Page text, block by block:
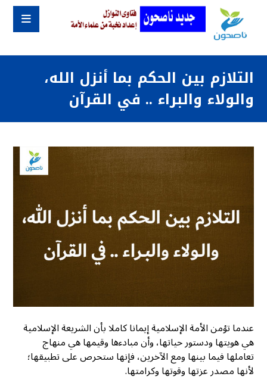
التلازم بين الحكم بما أنزل الله،
والولاء والبراء .. في القرآن
عندما تؤمن الأمة الإسلامية إيمانا كاملا بأن الشريعة الإسلامية
هي هويتها ودستور حياتها، وأن مبادءها وقيمها هي منهاج
تعاملها فيما بينها ومع الآخرين، فإنها ستحرص على تطبيقها؛
لأنها مصدر عزتها وقوتها وكرامتها.